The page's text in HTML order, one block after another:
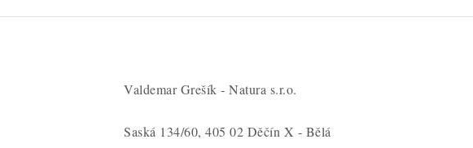
Valdemar Grešík - Natura s.r.o.
Saská 134/60, 405 02 Děčín X - Bělá